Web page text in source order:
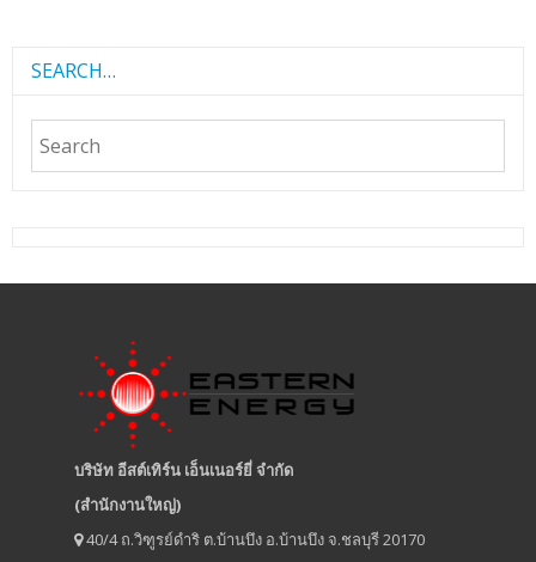
SEARCH…
บริษัท อีสต์เทิร์น เอ็นเนอร์ยี่ จำกัด
(สำนักงานใหญ่)
40/4 ถ.วิฑูรย์ดำริ ต.บ้านบึง อ.บ้านบึง จ.ชลบุรี 20170